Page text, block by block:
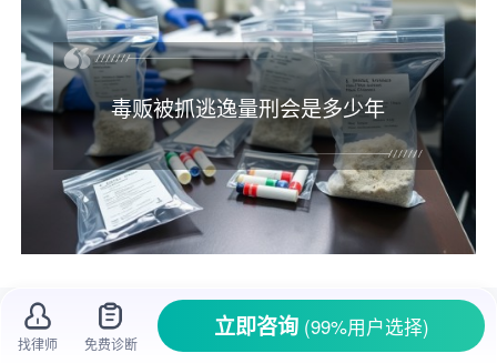
毒贩被抓逃逸量刑会是多少年
在司法打击犯罪的过程中，毒贩一直是重点
打击对象。毒品对社会的危害极大，不仅会损害
找律师 免费诊断
立即咨询 (99%用户选择)